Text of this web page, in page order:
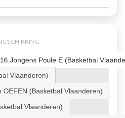
Jongens Poule E (Basketbal
Vlaanderen)
OEFEN (Basketbal Vlaanderen)
Vlaanderen)